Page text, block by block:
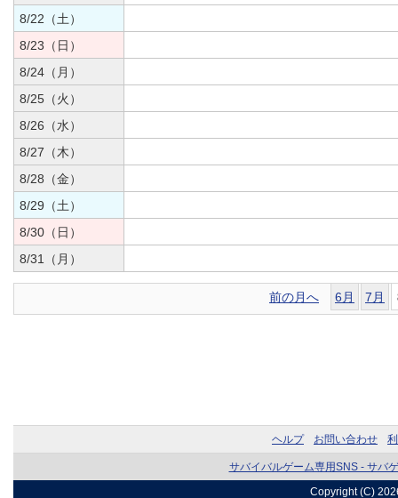
8/22（土）
8/23（日）
8/24（月）
8/25（火）
8/26（水）
8/27（木）
8/28（金）
8/29（土）
8/30（日）
8/31（月）
前の月へ 6月 7月
ヘルプ お問い合わせ
サバイバルゲーム専用SNS - サバ
Copyright (C)